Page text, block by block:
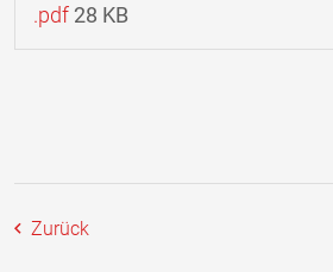
.pdf 28 KB
Zurück